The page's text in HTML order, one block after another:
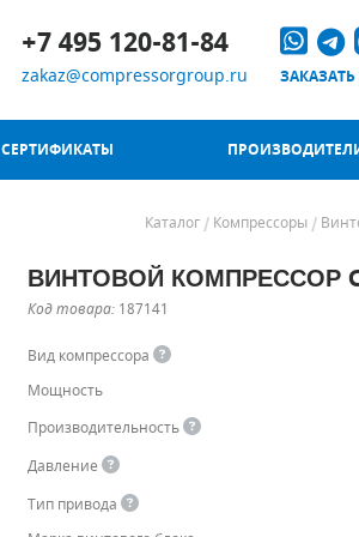
+7 495 120-81-84
zakaz@compressorgroup.ru
СЕРТИФИКАТЫ
Каталог Компрессоры
ВИНТОВОЙ КОМПРЕССОР
Код товара: 187141
Вид компрессора
Мощность
Производительность
Давление
Тип привода